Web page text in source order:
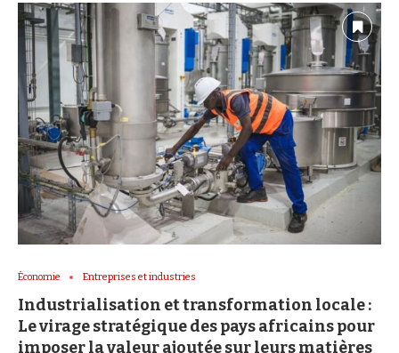
Économie Entreprises et industries
Industrialisation et transformation locale :
Le virage stratégique des pays africains pour
imposer la valeur ajoutée sur leurs matières